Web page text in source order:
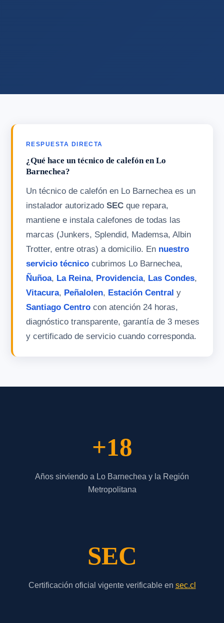
RESPUESTA DIRECTA
¿Qué hace un técnico de calefón en Lo
Barnechea?
Un técnico de calefón en Lo Barnechea es un
instalador autorizado SECque repara,
mantiene e instala calefones de todas las
marcas (Junkers, Splendid, Mademsa, Albin
Trotter, entre otras) a domicilio. En nuestro
servicio técnicocubrimos Lo Barnechea,
Ñuñoa, La Reina, Providencia, Las Condes,
Vitacura, Peñalolen, Estación Central y
Santiago Centrocon atención 24 horas,
diagnóstico transparente, garantía de 3 meses
y certificado de servicio cuando corresponda.
+18
Años sirviendo a Lo Barnechea y la Región
Metropolitana
SEC
Certificación oficial vigente verificable en sec.cl